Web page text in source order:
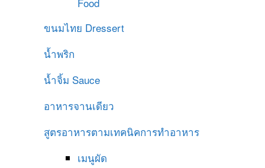
ขนมไทย Dressert
น้ำพริก
น้ำจิ้ม Sauce
อาหารจานเดียว
สูตรอาหารตามเทคนิคการทำอาหาร
เมนูผัด